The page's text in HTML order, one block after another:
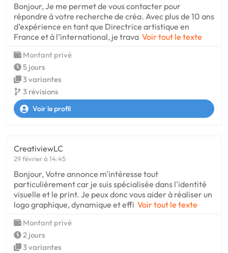
Bonjour, Je me permet de vous contacter pour
répondre à votre recherche de créa. Avec plus de 10 ans
d’expérience en tant que Directrice artistique en
France et à l’international, je trava Voir tout le texte
Montant privé
5 jours
3 variantes
3 révisions
Voir le profil
CreativiewLC
29 février à 14:45
Bonjour, Votre annonce m'intéresse tout
particulièrement car je suis spécialisée dans l'identité
visuelle et le print. Je peux donc vous aider à réaliser un
logo graphique, dynamique et effi Voir tout le texte
Montant privé
2 jours
3 variantes